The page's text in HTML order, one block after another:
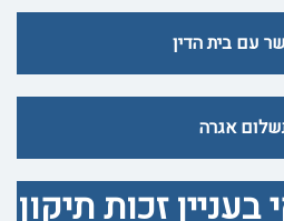
עם בית הדין
אגרה
זכות תיקון